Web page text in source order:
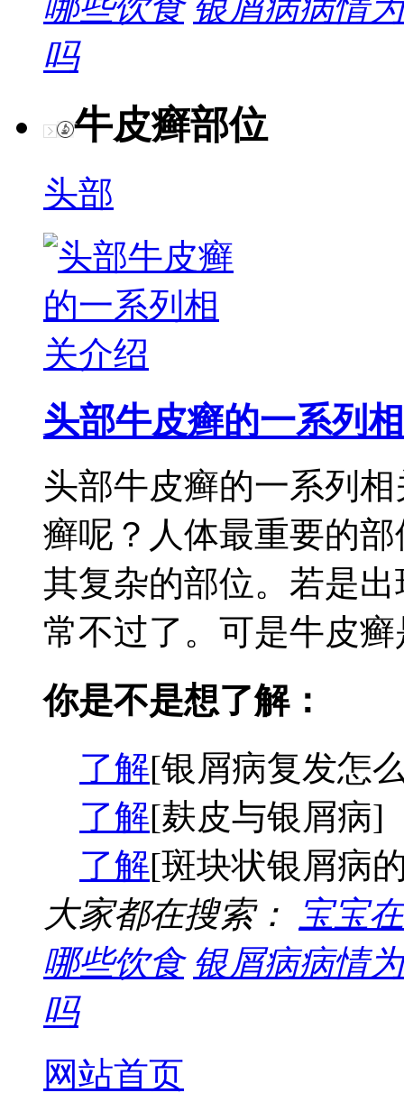
哪些饮食 银屑病病情
吗
牛皮癣部位
头部
头部牛皮癣的一系列相
头部牛皮癣的一系列
癣呢？人体最重要的
其复杂的部位。若是
常不过了。可是牛皮
你是不是想了解：
了解[银屑病复发怎
了解[麸皮与银屑病]
了解[斑块状银屑病
大家都在搜索：
宝宝
哪些饮食 银屑病病情
吗
网站首页